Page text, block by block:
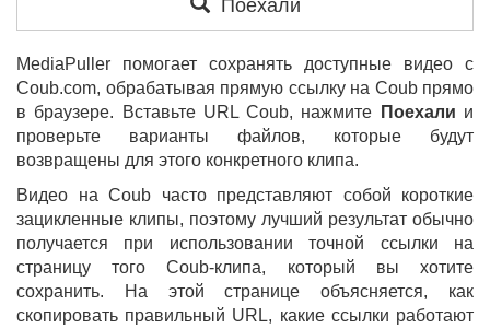
MediaPuller помогает сохранять доступные видео с
Coub.com, обрабатывая прямую ссылку на Coub прямо
в браузере. Вставьте URL Coub, нажмите
Поехали и
проверьте варианты файлов, которые будут
возвращены для этого конкретного клипа.
Видео на Coub часто представляют собой короткие
зацикленные клипы, поэтому лучший результат обычно
получается при использовании точной ссылки на
страницу того Coub-клипа, который вы хотите
сохранить. На этой странице объясняется, как
скопировать правильный URL, какие ссылки работают